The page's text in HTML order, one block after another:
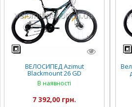
ВЕЛОСИПЕД Azimut
Blackmount 26 GD
В наявності
7 392,00 грн.